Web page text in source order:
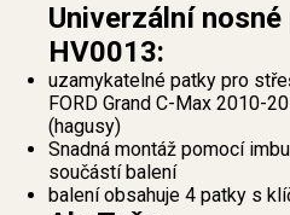
Univerzální
HV0013:
uzamykatelné patky pro
FORD Grand C-Max 2010-
(hagusy)
Snadná montáž pomocí
součástí balení
balení obsahuje 4 patky s